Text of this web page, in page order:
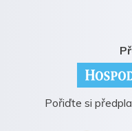
Pořiďte si